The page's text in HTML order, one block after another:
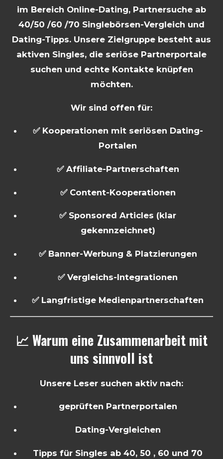
im Bereich Online-Dating, Partnersuche ab
40/50 /60 /70 Singlebörsen-Vergleich und
Dating-Tipps. Unsere Zielgruppe besteht aus
aktiven Singles, die seriöse Partnerportale
suchen und echte Kontakte knüpfen
möchten.
Wir sind offen für:
✅ Kooperationen mit seriösen Dating-
Portalen
✅ Affiliate-Partnerschaften
✅ Content-Kooperationen
✅ Sponsored Articles (klar
gekennzeichnet)
✅ Banner-Werbung & Platzierungen
✅ Vergleichs-Integrationen
✅ Langfristige Medienpartnerschaften
📈 Warum eine Zusammenarbeit mit
uns sinnvoll ist
Unsere Leser suchen aktiv nach:
geprüften Partnerportalen
Dating-Vergleichen
Tipps für Singles ab 40, 50 , 60 und 70